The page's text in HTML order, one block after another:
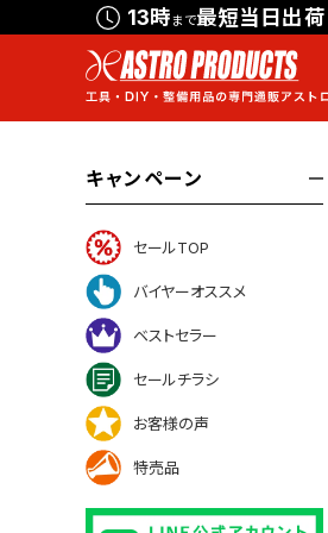
13時まで最短当日出荷
キャンペーン
セールTOP
バイヤーオススメ
ベストセラー
セールチラシ
お客様の声
特売品